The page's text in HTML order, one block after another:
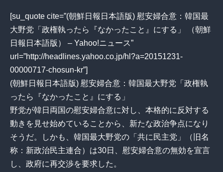
[su_quote cite=”(朝鮮日報日本語版) 慰安婦合意：韓国最
大野党「政権執ったら『なかったこと』にする」 （朝鮮
日報日本語版） – Yahoo!ニュース”
url=”http://headlines.yahoo.co.jp/hl?a=20151231-
00000717-chosun-kr”]
(朝鮮日報日本語版) 慰安婦合意：韓国最大野党「政権執
ったら『なかったこと』にする」
野党が韓日両国の慰安婦合意に対し、本格的に反対する
動きを見せ始めていることから、新たな政治争点になり
そうだ。しかも、韓国最大野党の「共に民主党」（旧名
称：新政治民主連合）は30日、慰安婦合意の無効を宣言
し、政府に再交渉を要求した。